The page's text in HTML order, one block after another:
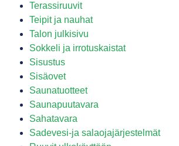
Terassiruuvit
Teipit ja nauhat
Talon julkisivu
Sokkeli ja irrotuskaistat
Sisustus
Sisäovet
Saunatuotteet
Saunapuutavara
Sahatavara
Sadevesi-ja salaojajärjestelmät